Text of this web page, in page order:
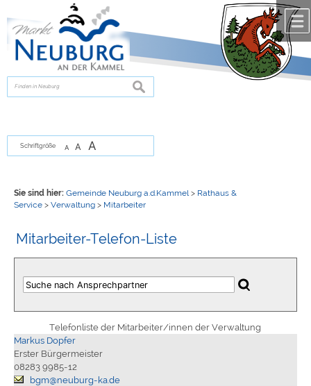
zur Navigationoder
springen.
suchen
Schriftgröße A A A
Sie sind hier: Gemeinde Neuburg a.d.Kammel > Rathaus &
Service> Verwaltung> Mitarbeiter
Mitarbeiter-Telefon-Liste
Telefonliste der Mitarbeiter/innen der Verwaltung
Markus Dopfer
Erster Bürgermeister
08283 9985-12
bgm@neuburg-ka.de